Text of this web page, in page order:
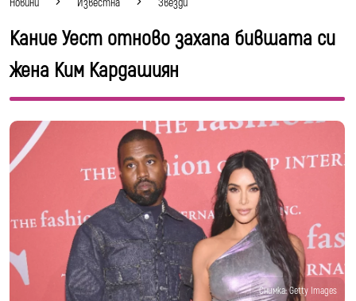
Новини Известна Звезди
Кание Уест отново захапа бившата си
жена Ким Кардашиян
Снимка: Getty Images